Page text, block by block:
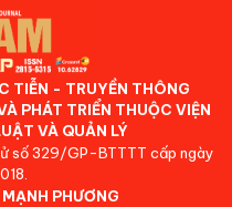
TIỄN - TRUYỀN THÔNG
PHÁT TRIỂN THUỘC VIỆN
VÀ QUẢN LÝ
số 329/GP-BTTTT cấp ngày
PHƯƠNG